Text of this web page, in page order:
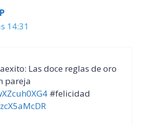
14:31
Las doce reglas de oro
pareja
#felicidad